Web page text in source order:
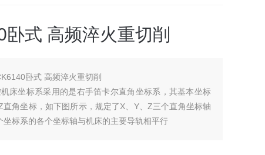
卧式 高频淬火重切削
卧式 高频淬火重切削
床坐标系采用的是右手笛卡尔直角坐标系，其基本坐标
直角坐标，如下图所示，规定了X、Y、Z三个直角坐标轴
坐标系的各个坐标轴与机床的主要导轨相平行